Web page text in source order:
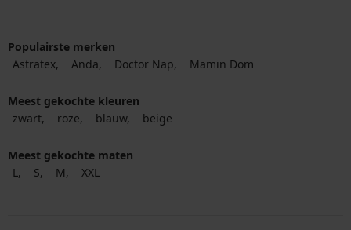
Populairste merken
Astratex
Anda Doctor Nap Mamin Dom
Meest gekochte kleuren
zwart
roze blauw beige
Meest gekochte maten
L
S M XXL